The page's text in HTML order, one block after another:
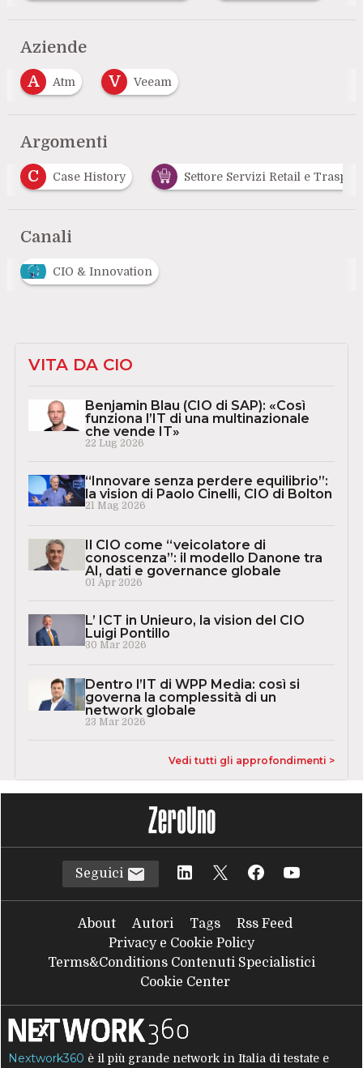
Aziende
A
Atm V Veeam
Argomenti
Case History Settore Servizi Retail e Trasporti
Canali
CIO & Innovation
VITA DA CIO
Benjamin Blau (CIO di SAP): «Così
funziona l’IT di una multinazionale
che vende IT»
22 Lug 2026
“Innovare senza perdere equilibrio”:
la vision di Paolo Cinelli, CIO di Bolton
21 Mag 2026
Il CIO come “veicolatore di
conoscenza”: il modello Danone tra
AI, dati e governance globale
01 Apr 2026
L’ ICT in Unieuro, la vision del CIO
Luigi Pontillo
30 Mar 2026
Dentro l’IT di WPP Media: così si
governa la complessità di un
network globale
23 Mar 2026
Vedi tutti gli approfondimenti >
Seguici
About Autori Tags
Rss Feed
Privacy e Cookie Policy
Terms&Conditions Contenuti Specialistici
Cookie Center
Nextwork360 è il più grande network in Italia di testate e